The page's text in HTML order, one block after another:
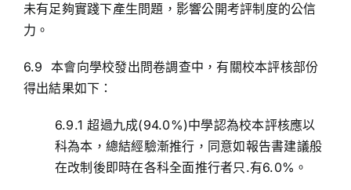
未有足夠實踐下產生問題，影響公開考評制度的公信
力。
6.9 本會向學校發出問卷調查中，有關校本評核部份
得出結果如下：
6.9.1 超過九成(94.0%)中學認為校本評核應以
科為本，總結經驗漸推行，同意如報告書建議般
在改制後即時在各科全面推行者只.有6.0%。